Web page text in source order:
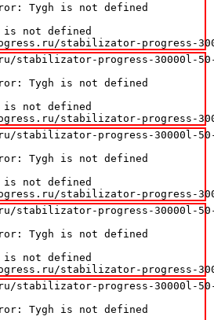
Tygh is not defined
is not defined
stabilizator-progress-
stabilizator-progress-30000l-50-
Tygh is not defined
is not defined
stabilizator-progress-
stabilizator-progress-30000l-50-
Tygh is not defined
is not defined
stabilizator-progress-
stabilizator-progress-30000l-50-
Tygh is not defined
is not defined
stabilizator-progress-
stabilizator-progress-30000l-50-
Tygh is not defined